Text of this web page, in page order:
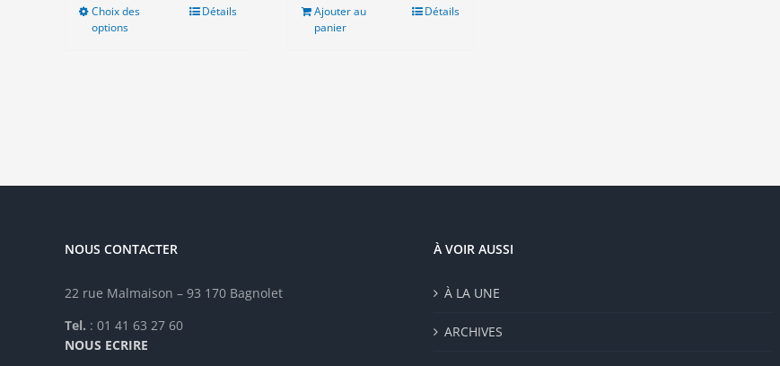
Choix des
options
choisies
page
produit
Détails
Ajouter au
panier
Détails
NOUS CONTACTER
22 rue Malmaison – 93 170 Bagnolet
Tel. : 01 41 63 27 60
NOUS ECRIRE
À VOIR AUSSI
À LA UNE
ARCHIVES